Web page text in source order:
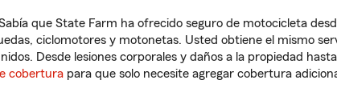
que State Farm ha ofrecido seguro de motocicleta
ciclomotores y motonetas. Usted obtiene el mismo
Desde lesiones corporales y daños a la propiedad
cobertura para que solo necesite agregar cobertura